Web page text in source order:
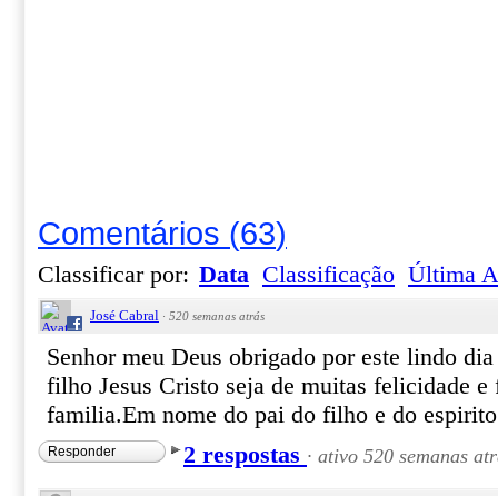
Comentários (63)
Classificar por: Data Classificação Última
José Cabral · 520 semanas atrás
Senhor meu Deus obrigado por este lindo
filho Jesus Cristo seja de muitas felicidade e
familia.Em nome do pai do filho e do
Responder 2 respostas · ativo 520 semanas